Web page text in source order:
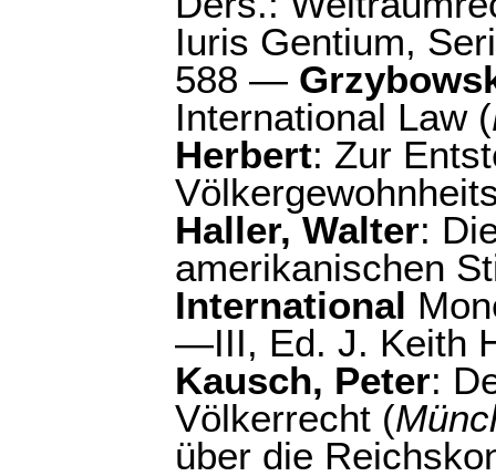
Iuris Gentium,
588 —
International Law (
Herbert: Zur
Haller, Walter:
amerikanischen
International
—III, Ed. J. Keith
Kausch, Peter:
Völkerrecht (
über die